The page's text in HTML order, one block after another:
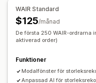
WAIR Standard
$125/månad
De första 250 WAIR-ordrarna
aktiverad order)
Funktioner
Modalfönster för
Anpassad AI för